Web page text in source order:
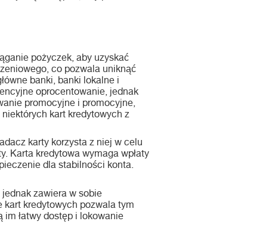
pożyczek, aby uzyskać
co pozwala uniknąć
banki, banki lokalne i
oprocentowanie, jednak
promocyjne i promocyjne,
kart kredytowych z
karty korzysta z niej w celu
Karta kredytowa wymaga wpłaty
dla stabilności konta.
zawiera w sobie
kart kredytowych pozwala tym
łatwy dostęp i lokowanie